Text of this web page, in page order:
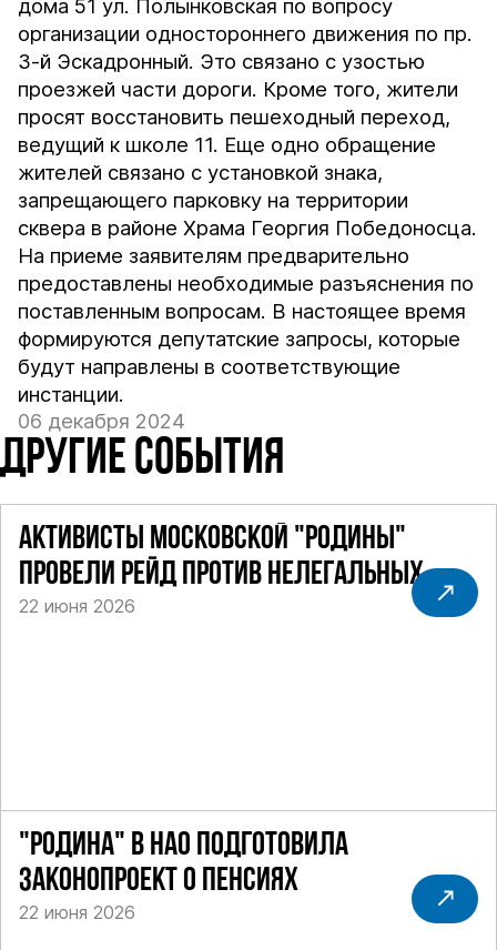
дома 51 ул. Полынковская по вопросу
организации одностороннего движения по пр.
3-й Эскадронный. Это связано с узостью
проезжей части дороги. Кроме того, жители
просят восстановить пешеходный переход,
ведущий к школе 11. Еще одно обращение
жителей связано с установкой знака,
запрещающего парковку на территории
сквера в районе Храма Георгия Победоносца.
На приеме заявителям предварительно
предоставлены необходимые разъяснения по
поставленным вопросам. В настоящее время
формируются депутатские запросы, которые
будут направлены в соответствующие
инстанции.
06 декабря 2024
ДРУГИЕ СОБЫТИЯ
АКТИВИСТЫ МОСКОВСКОЙ "РОДИНЫ"
ПРОВЕЛИ РЕЙД ПРОТИВ НЕЛЕГАЛЬНЫХ
ТАКСИ
22 июня 2026
"РОДИНА" В НАО ПОДГОТОВИЛА
ЗАКОНОПРОЕКТ О ПЕНСИЯХ
22 июня 2026